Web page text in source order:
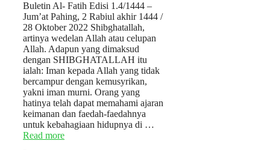
Buletin Al- Fatih Edisi 1.4/1444 –
Jum’at Pahing, 2 Rabiul akhir 1444 /
28 Oktober 2022 Shibghatallah,
artinya wedelan Allah atau celupan
Allah. Adapun yang dimaksud
dengan SHIBGHATALLAH itu
ialah: Iman kepada Allah yang tidak
bercampur dengan kemusyrikan,
yakni iman murni. Orang yang
hatinya telah dapat memahami ajaran
keimanan dan faedah-faedahnya
untuk kebahagiaan hidupnya di …
Read more